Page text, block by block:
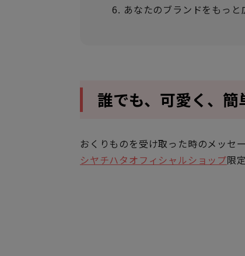
あなたのブランドをもっと
誰でも、可愛く、簡
おくりものを受け取った時のメッセ
シヤチハタオフィシャルショップ限